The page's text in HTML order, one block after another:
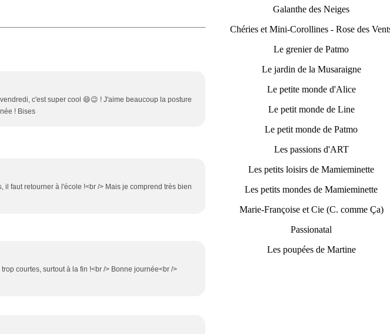
c'est super cool 😄😉 ! J'aime beaucoup la posture
! Bises
il faut retourner à l'école !<br /> Mais je comprend très bien
courtes, surtout à la fin !<br /> Bonne journée<br />
Galanthe des Neiges
Chéries et Mini-Corollines - Rose des
Le grenier de Patmo
Le jardin de la Musaraigne
Le petite monde d'Alice
Le petit monde de Line
Le petit monde de Patmo
Les passions d'ART
Les petits loisirs de Mamieminette
Les petits mondes de Mamieminette
Marie-Françoise et Cie (C. comme Ça)
Passionatal
Les poupées de Martine